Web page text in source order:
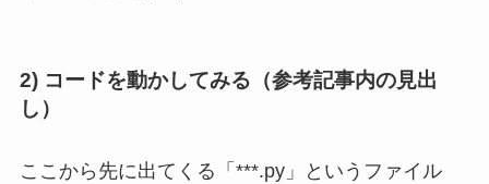
2) コードを動かしてみる（参考記事内の見出
し）
ここから先に出てくる「***.py」というファイル